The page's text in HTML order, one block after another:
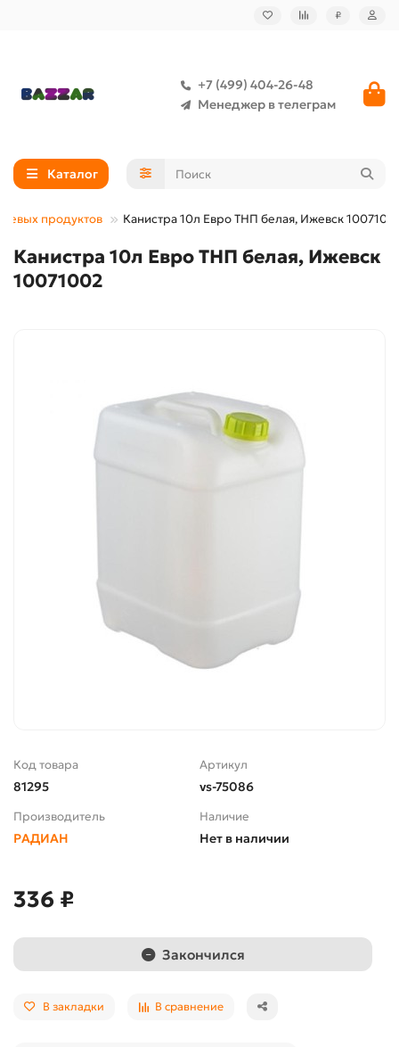
₽
+7 (499) 404-26-48
Менеджер в телеграм
Каталог
продуктов Канистра 10л Евро ТНП белая, Ижевск
Канистра 10л Евро ТНП белая, Ижевск
10071002
Код товара
81295
Артикул
vs-75086
Производитель
РАДИАН
Наличие
Нет в наличии
336 ₽
Закончился
В закладки В сравнение